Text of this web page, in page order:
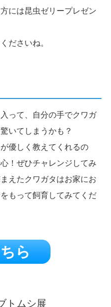
には昆虫ゼリープレゼン
ださいね。
って、自分の手でクワガ
いてしまうかも？
が優しく教えてくれるの
！ぜひチャレンジしてみ
えたクワガタはお家にお
もって飼育してみてくだ
ら
トムシ展